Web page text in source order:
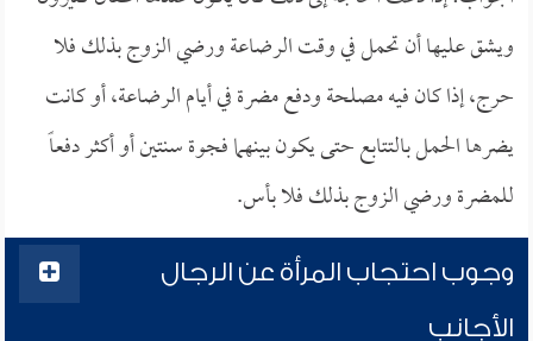
ويشق عليها أن تحمل في وقت الرضاعة ورضي الزوج بذلك فلا
حرج، إذا كان فيه مصلحة ودفع مضرة في أيام الرضاعة، أو كانت
يضرها الحمل بالتتابع حتى يكون بينهما فجوة سنتين أو أكثر دفعاً
للمضرة ورضي الزوج بذلك فلا بأس.
وجوب احتجاب المرأة عن الرجال
الأجانب